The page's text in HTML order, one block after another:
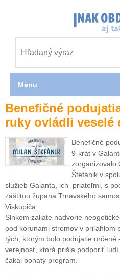
Benefičné
ruky ovládli veselé
Benefičné
9-krát v
zorganizovalo
Štefánik v
služieb Galanta, ich priateľmi, s
záštitou župana Trnavského
Viskupiča.
Slnkom zaliate nádvorie
pod korunami stromov v priľahlom
tých, ktorým bolo podujatie
verejnosť, ktorá prišla podporiť ľudí
čakal bohatý program.
Menu